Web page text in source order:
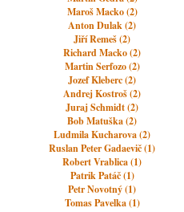
Maroš Macko (2)
Anton Dulak (2)
Jiří Remeš (2)
Richard Macko (2)
Martin Serfozo (2)
Jozef Kleberc (2)
Andrej Kostroš (2)
Juraj Schmidt (2)
Bob Matuška (2)
Ludmila Kucharova (2)
Ruslan Peter Gadaevič (1)
Robert Vrablica (1)
Patrik Patáč (1)
Petr Novotný (1)
Tomas Pavelka (1)